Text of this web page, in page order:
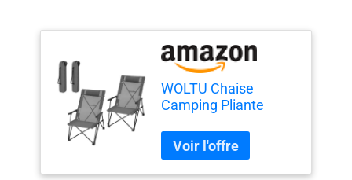
WOLTU Chaise
Camping Pliante
Pêche, Chaise de
Plage Pliable, Légère,
Portable, avec